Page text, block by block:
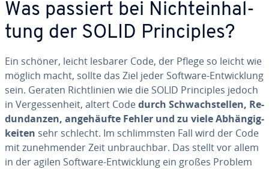
Was passiert bei Nich­tein­hal­
tung der SOLID Pri­nciples?
Ein schöner, leicht lesbarer Code, der Pflege so leicht wie
möglich macht, sollte das Ziel jeder Software-Entwicklung
sein. Geraten Richt­li­nien wie die SOLID Pri­nciples jedoch
in Ver­ges­sen­heit, altert Codedurch Schwachs­tel­len, Re­
dundanzen, an­ge­häufte Fehler und zu viele Ab­hän­gig­
kei­ten sehr schlecht. Im sch­limms­ten Fall wird der Code
mit zu­neh­men­der Zeit unbrauchbar. Das stellt vor allem
in der agilen Software-Entwicklung ein großes Problem